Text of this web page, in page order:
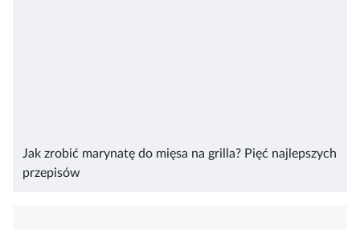
Jak zrobić marynatę do mięsa na grilla? Pięć najlepszych
przepisów